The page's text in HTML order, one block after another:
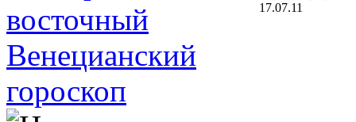
восточный
Венецианский
гороскоп
17.07.11